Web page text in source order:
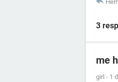
3
me
girl - 1